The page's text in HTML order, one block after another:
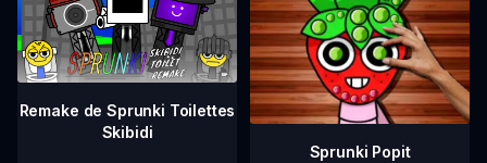
Remake de Sprunki Toilettes
Skibidi
Sprunki Popit